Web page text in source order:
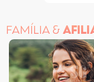
FAMÍLIA &